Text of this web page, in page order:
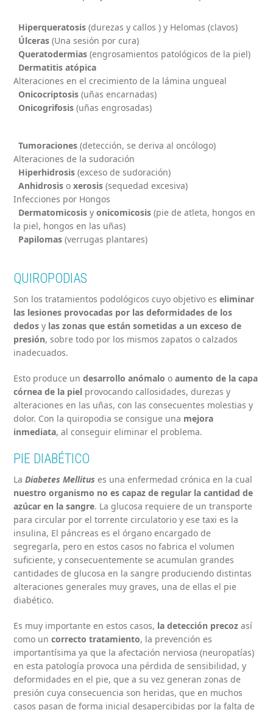
Hiperqueratosis (durezas y callos ) y Helomas (clavos)
Úlceras (Una sesión por cura)
Queratodermias (engrosamientos patológicos de la piel)
Dermatitis atópica
Alteraciones en el crecimiento de la lámina ungueal
Onicocriptosis (uñas encarnadas)
Onicogrifosis(uñas engrosadas)
Tumoraciones (detección, se deriva al oncólogo)
Alteraciones de la sudoración
Hiperhidrosis (exceso de sudoración)
Anhidrosis oxerosis (sequedad excesiva)
Infecciones por Hongos
Dermatomicosis yonicomicosis (pie de atleta, hongos en
la piel, hongos en las uñas)
Papilomas (verrugas plantares)
QUIROPODIAS
Son los tratamientos podológicos cuyo objetivo eseliminar
las lesiones provocadas por las deformidades de los
dedos y las zonas que están sometidas a un exceso de
presión, sobre todo por los mismos zapatos o calzados
inadecuados.
Esto produce undesarrollo anómalo oaumento de la capa
córnea de la piel provocando callosidades, durezas y
alteraciones en las uñas, con las consecuentes molestias y
dolor. Con la quiropodia se consigue una mejora
inmediata, al conseguir eliminar el problema.
PIE DIABÉTICO
LaDiabetes Mellitus es una enfermedad crónica en la cual
nuestro organismo no es capaz de regular la cantidad de
azúcar en la sangre. La glucosa requiere de un transporte
para circular por el torrente circulatorio y ese taxi es la
insulina, El páncreas es el órgano encargado de
segregarla, pero en estos casos no fabrica el volumen
suficiente, y consecuentemente se acumulan grandes
cantidades de glucosa en la sangre produciendo distintas
alteraciones generales muy graves, una de ellas el pie
diabético.
Es muy importante en estos casos, la detección precoz así
como uncorrecto tratamiento, la prevención es
importantísima ya que la afectación nerviosa (neuropatías)
en esta patología provoca una pérdida de sensibilidad, y
deformidades en el pie, que a su vez generan zonas de
presión cuya consecuencia son heridas, que en muchos
casos pasan de forma inicial desapercibidas por la falta de